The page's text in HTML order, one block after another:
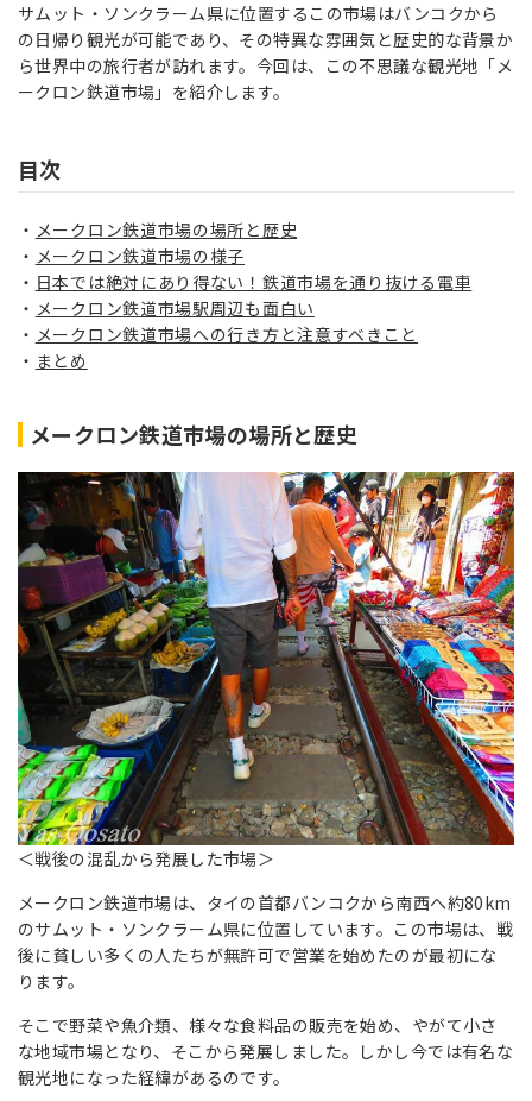
サムット・ソンクラーム県に位置するこの市場はバンコクから
の日帰り観光が可能であり、その特異な雰囲気と歴史的な背景か
ら世界中の旅行者が訪れます。今回は、この不思議な観光地「メ
ークロン鉄道市場」を紹介します。
目次
メークロン鉄道市場の場所と歴史
メークロン鉄道市場の様子
日本では絶対にあり得ない！鉄道市場を通り抜ける電車
メークロン鉄道市場駅周辺も面白い
メークロン鉄道市場への行き方と注意すべきこと
まとめ
メークロン鉄道市場の場所と歴史
＜戦後の混乱から発展した市場＞
メークロン鉄道市場は、タイの首都バンコクから南西へ約80km
のサムット・ソンクラーム県に位置しています。この市場は、戦
後に貧しい多くの人たちが無許可で営業を始めたのが最初にな
ります。
そこで野菜や魚介類、様々な食料品の販売を始め、やがて小さ
な地域市場となり、そこから発展しました。しかし今では有名な
観光地になった経緯があるのです。